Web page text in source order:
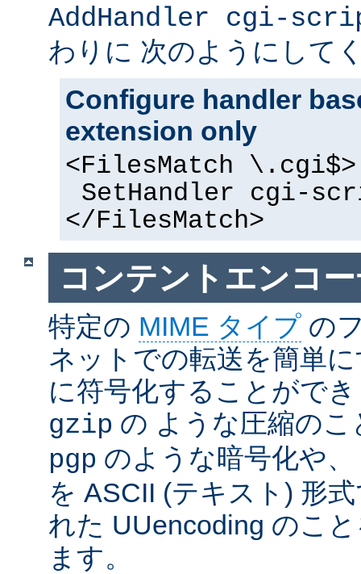
AddHandler cgi-
わりに 次のようにして
Configure handler
extension only
<FilesMatch \.cgi$>
SetHandler cgi-
</FilesMatch>
コンテントエンコ
特定の MIME タイプ の
ネットでの転送を簡単
に符号化することがで
gzip の ような圧縮の
pgp のような暗号化や
を ASCII (テキスト) 形
れた UUencoding のこ
ます。